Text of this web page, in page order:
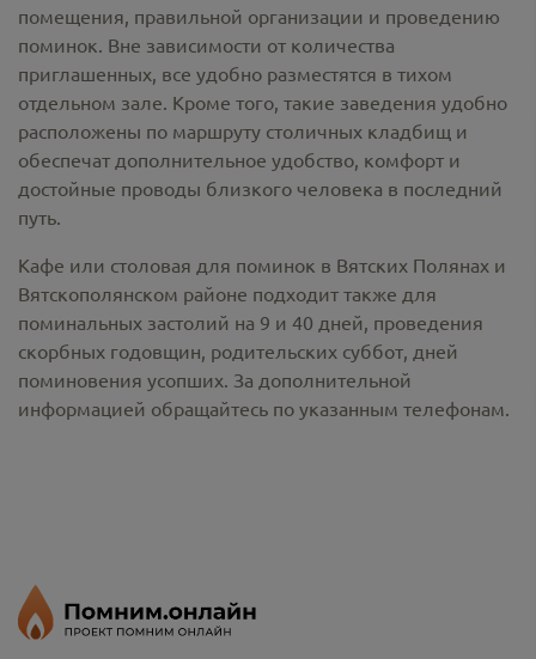
помещения, правильной организации и проведению
поминок. Вне зависимости от количества
приглашенных, все удобно разместятся в тихом
отдельном зале. Кроме того, такие заведения удобно
расположены по маршруту столичных кладбищ и
обеспечат дополнительное удобство, комфорт и
достойные проводы близкого человека в последний
путь.
Кафе или столовая для поминок в Вятских Полянах и
Вятскополянском районе подходит также для
поминальных застолий на 9 и 40 дней, проведения
скорбных годовщин, родительских суббот, дней
поминовения усопших. За дополнительной
информацией обращайтесь по указанным телефонам.